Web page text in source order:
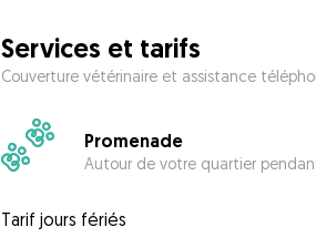
Services et tarifs
Couverture vétérinaire et assistance
Promenade
Autour de votre quartier
Tarif jours fériés